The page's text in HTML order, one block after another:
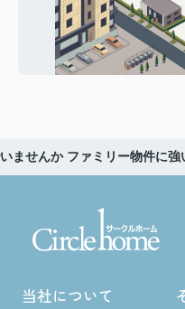
ませんか ファミリー物件に
当社について